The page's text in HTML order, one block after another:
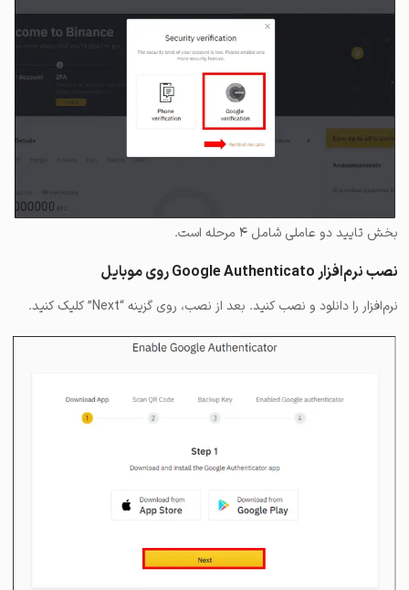
بخش تایید دو عاملی شامل ۴ مرحله است.
نصب نرم‎‌افزار Google Authenticato روی موبایل
نرم‌افزار را دانلود و نصب کنید. بعد از نصب، روی گزینه “Next” کلیک کنید.